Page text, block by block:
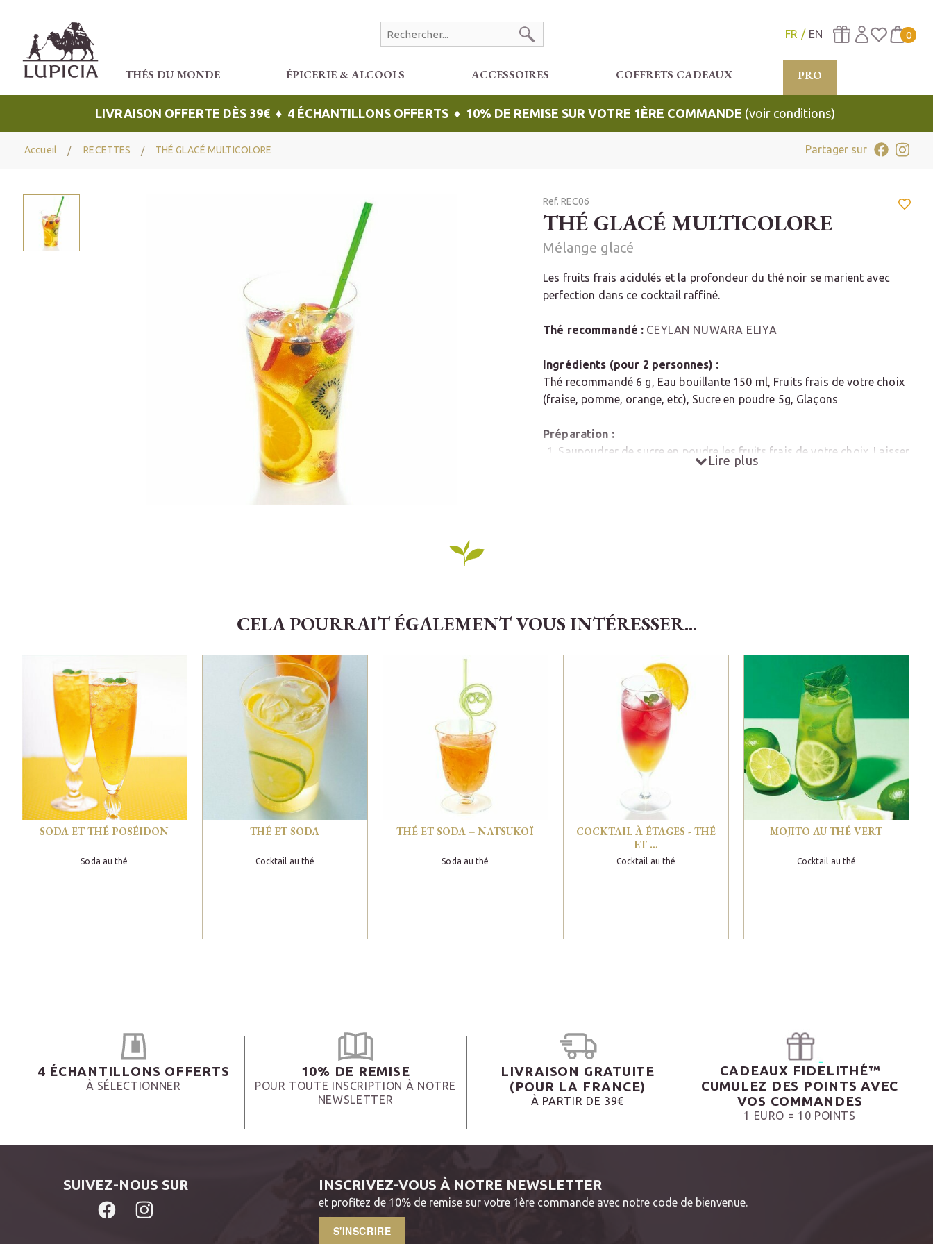
FR EN 0
THÉS DU MONDE ÉPICERIE & ALCOOLS ACCESSOIRES COFFRETS CADEAUX PRO
LIVRAISON OFFERTE DÈS 39€ ♦ 4 ÉCHANTILLONS OFFERTS ♦ 10% DE REMISE SUR VOTRE 1ÈRE COMMANDE (voir conditions)
Accueil RECETTES THÉ GLACÉ MULTICOLORE Partager sur
Ref. REC06
THÉ GLACÉ MULTICOLORE
Mélange glacé
Les fruits frais acidulés et la profondeur du thé noir se marient avec
perfection dans ce cocktail raffiné.
Thé recommandé : CEYLAN NUWARA ELIYA
Ingrédients (pour 2 personnes) :
Thé recommandé 6 g, Eau bouillante 150 ml, Fruits frais de votre choix
(fraise, pomme, orange, etc), Sucre en poudre 5g, Glaçons
Préparation :
Saupoudrer de sucre en poudre les fruits frais de votre choix. Laisser
Lire plus
CELA POURRAIT ÉGALEMENT VOUS INTÉRESSER...
SODA ET THÉ POSÉIDON
Soda au thé
THÉ ET SODA
Cocktail au thé
THÉ ET SODA – NATSUKOÏ
Soda au thé
COCKTAIL À ÉTAGES - THÉ
ET …
Cocktail au thé
MOJITO AU THÉ VERT
Cocktail au thé
4 ÉCHANTILLONS OFFERTS
À SÉLECTIONNER
10% DE REMISE
POUR TOUTE INSCRIPTION À NOTRE
NEWSLETTER
LIVRAISON GRATUITE
(POUR LA FRANCE)
À PARTIR DE 39€
CADEAUX FIDELITHÉ™
CUMULEZ DES POINTS AVEC
VOS COMMANDES
1 EURO = 10 POINTS
SUIVEZ-NOUS SUR INSCRIVEZ-VOUS À NOTRE NEWSLETTER
et profitez de 10% de remise sur votre 1ère commande avec notre code de bienvenue.
S'INSCRIRE